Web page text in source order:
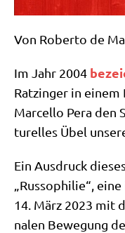
Von Rober­to de
Im Jahr 2004
Ratz­in­ger in
Mar­cel­lo Pera den
tu­rel­les Übel
Ein Aus­druck
„Rus­so­phi­lie“,
14. März 2023 mit
na­len Bewe­gung